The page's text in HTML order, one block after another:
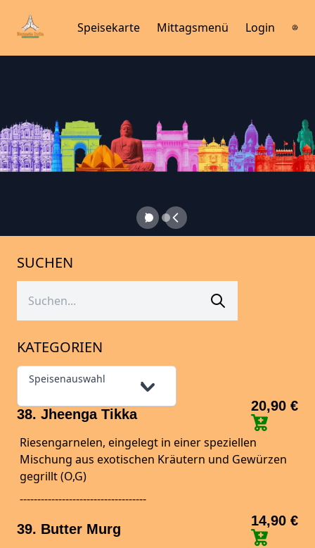
Speisekarte Mittagsmenü Login
SUCHEN
KATEGORIEN
Speisenauswahl
38. Jheenga Tikka
20,90 €
Riesengarnelen, eingelegt in einer speziellen
Mischung aus exotischen Kräutern und Gewürzen
gegrillt (O,G)
------------------------------------
39. Butter Murg
14,90 €